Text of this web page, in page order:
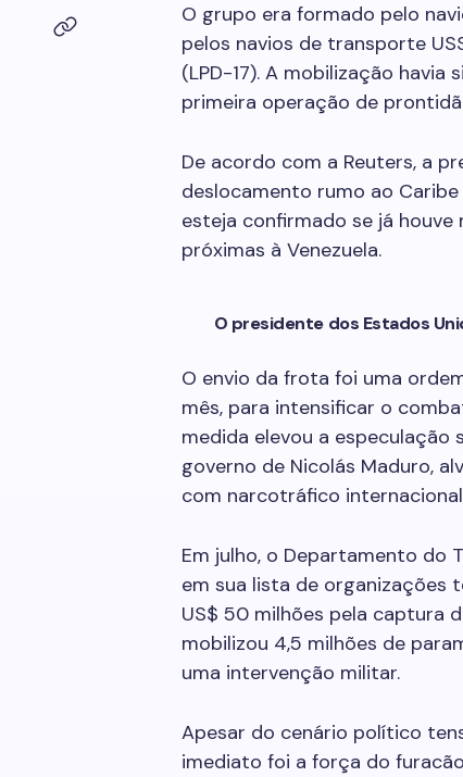
O grupo era formado pelo
pelos navios de transporte
(LPD-17). A mobilização
primeira operação de
De acordo com a Reuters, a
deslocamento rumo ao
esteja confirmado se já
próximas à Venezuela.
O presidente dos Estados
O envio da frota foi uma
mês, para intensificar o
medida elevou a
governo de Nicolás Maduro,
com narcotráfico
Em julho, o Departamento do
em sua lista de organizações
US$ 50 milhões pela captura
mobilizou 4,5 milhões de
uma intervenção militar.
Apesar do cenário político
imediato foi a força do